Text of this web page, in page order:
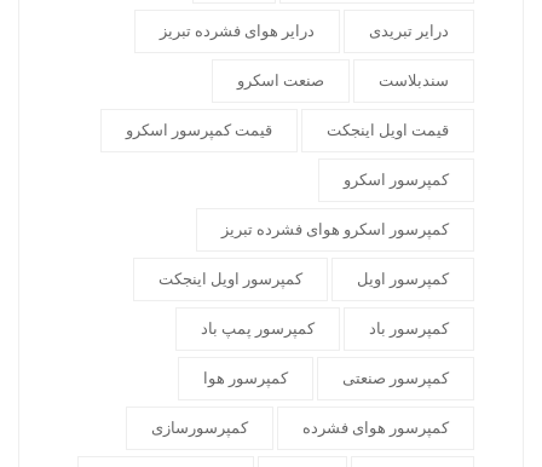
درایر تبریدی درایر هوای فشرده تبریز
سندبلاست صنعت اسکرو
قیمت اویل اینجکت قیمت کمپرسور اسکرو
کمپرسور اسکرو
کمپرسور اسکرو هوای فشرده تبریز
کمپرسور اویل کمپرسور اویل اینجکت
کمپرسور باد کمپرسور پمپ باد
کمپرسور صنعتی کمپرسور هوا
کمپرسور هوای فشرده کمپرسورسازی